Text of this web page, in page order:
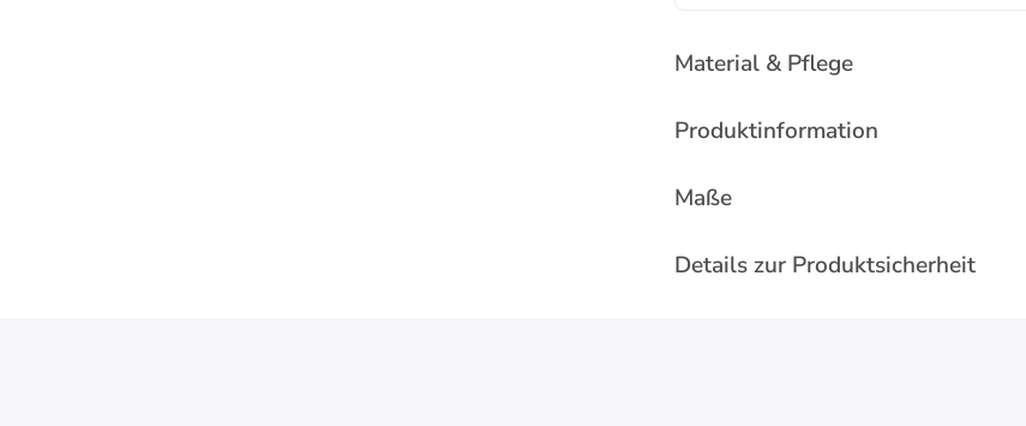
Material & Pflege
Produktinformation
Maße
Details zur Produktsicherheit